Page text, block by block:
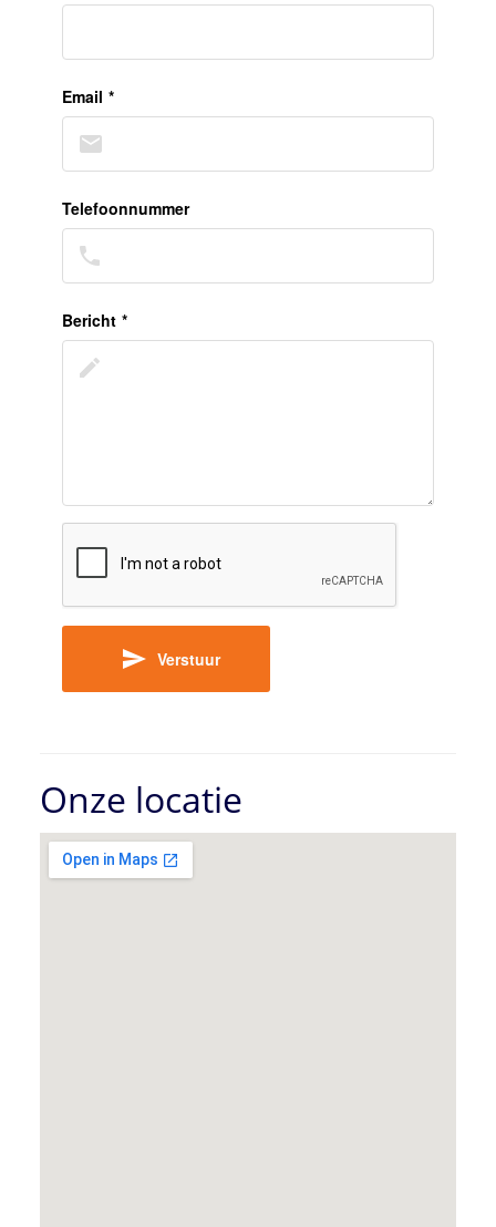
Email *
Telefoonnummer
Bericht *
Verstuur
Onze locatie